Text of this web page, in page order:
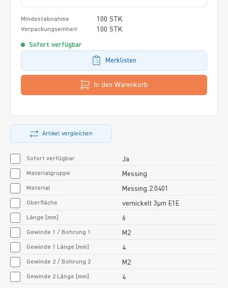
Mindestabnahme 100 STK
Verpackungseinheit 100 STK
Sofort verfügbar
Merklisten
In den Warenkorb
Artikel vergleichen
Sofort verfügbar Ja
Materialgruppe Messing
Material Messing 2.0401
Oberfläche vernickelt 3µm E1E
Länge [mm] 6
Gewinde 1 / Bohrung 1 M2
Gewinde 1 Länge [mm] 4
Gewinde 2 / Bohrung 2 M2
Gewinde 2 Länge [mm] 4